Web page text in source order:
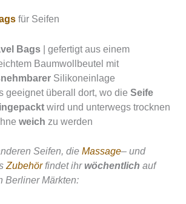
für Seifen
Bags | gefertigt aus einem
Baumwollbeutel mit
Silikoneinlage
geeignet überall dort, wo dieSeife
wird und unterwegs trocknen
weich zu werden
Seifen, die Massage– und
Zubehörfindet ihrwöchentlich auf
Berliner Märkten: